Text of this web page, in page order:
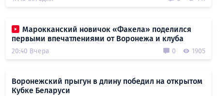
Марокканский новичок «Факела» поделился
первыми впечатлениями от Воронежа и клуба
20:40 Вчера 0 1905
Воронежский прыгун в длину победил на открытом
Кубке Беларуси